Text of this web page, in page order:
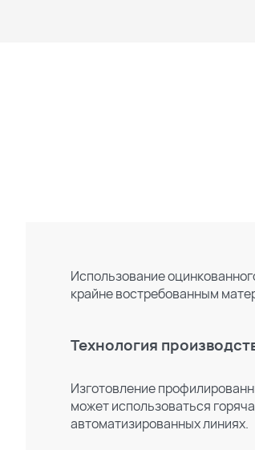
Использование
крайне востребованным
Технология
Изготовление
может использоваться
автоматизированных линиях.